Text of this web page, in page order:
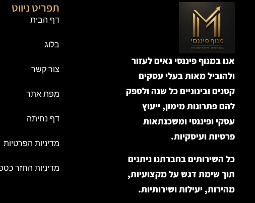
אנו במנוף פיננסי גאים לעזור
ולהוביל מאות בעלי עסקים
קטנים ובינוניים כל שנה ולספק
להם פתרונות מימון, ייעוץ
עסקי ופיננסי ומשכנתאות
פרטיות ועיסקיות.
כל השירותים בחברתנו ניתנים
תוך שימת דגש על מקצועיות,
מהירות, יעילות ושירותיות.
תפריט ניווט
דף הבית
בלוג
צור קשר
מפת אתר
דף נחיתה
מדיניות הפרטיות
מדיניות החזר